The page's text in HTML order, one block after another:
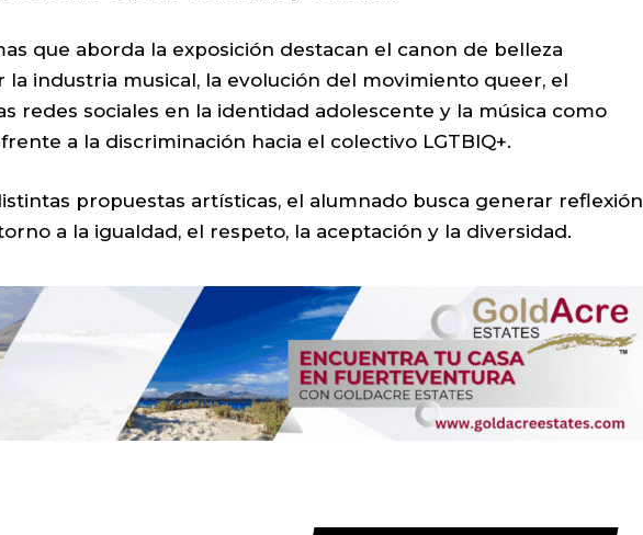
que aborda la exposición destacan el canon de belleza
la industria musical, la evolución del movimiento queer, el
redes sociales en la identidad adolescente y la música como
a la discriminación hacia el colectivo LGTBIQ+.
propuestas artísticas, el alumnado busca generar reflexión
a la igualdad, el respeto, la aceptación y la diversidad.